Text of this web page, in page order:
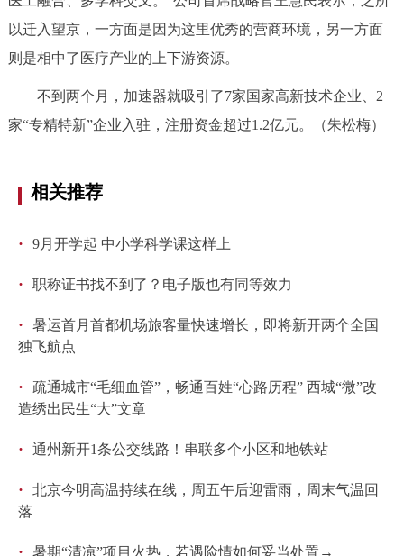
以迁入望京，一方面是因为这里优秀的营商环境，另一方面
则是相中了医疗产业的上下游资源。
不到两个月，加速器就吸引了7家国家高新技术企业、2
家“专精特新”企业入驻，注册资金超过1.2亿元。（朱松梅）
相关推荐
· 9月开学起 中小学科学课这样上
· 职称证书找不到了？电子版也有同等效力
·
暑运首月首都机场旅客量快速增长，即将新开两个全国
独飞航点
·
疏通城市“毛细血管”，畅通百姓“心路历程” 西城“微”改
造绣出民生“大”文章
· 通州新开1条公交线路！串联多个小区和地铁站
·
北京今明高温持续在线，周五午后迎雷雨，周末气温回
落
· 暑期“清凉”项目火热，若遇险情如何妥当处置→